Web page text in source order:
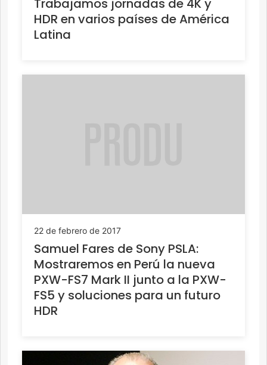
Trabajamos jornadas de 4K y
HDR en varios países de América
Latina
22 de febrero de 2017
Samuel Fares de Sony PSLA:
Mostraremos en Perú la nueva
PXW-FS7 Mark II junto a la PXW-
FS5 y soluciones para un futuro
HDR